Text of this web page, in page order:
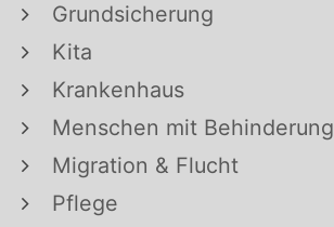
Grundsicherung
Kita
Krankenhaus
Menschen mit Behinderung
Migration & Flucht
Pflege